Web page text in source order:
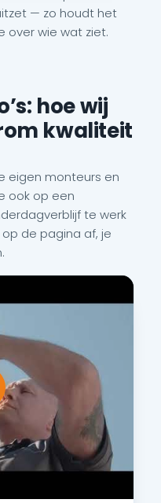
— zo houdt het
over wie wat ziet.
hoe wij
kwaliteit
eigen monteurs en
ook op een
te werk
op de pagina af, je